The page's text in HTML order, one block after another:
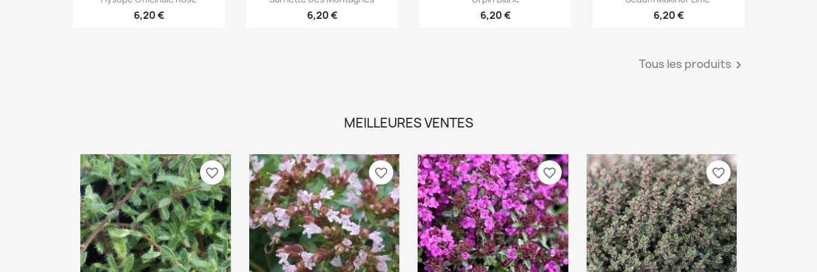
6,20 € 6,20 € 6,20 € 6,20 €
Tous les produits 
MEILLEURES VENTES
favorite_border favorite_border favorite_border favorite_border